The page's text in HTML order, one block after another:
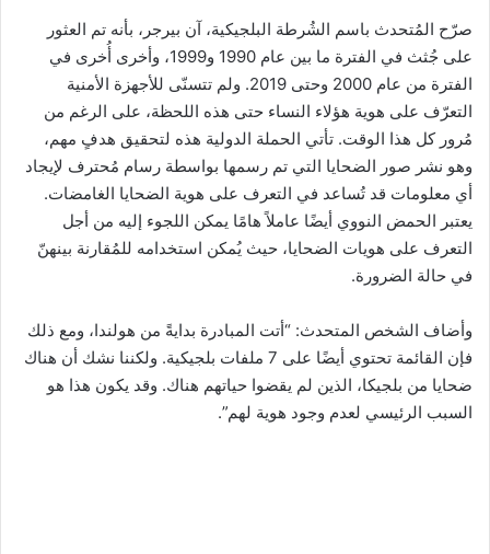
صرّح المُتحدث باسم الشُرطة البلجيكية، آن بيرجر، بأنه تم العثور
على جُثث في الفترة ما بين عام 1990 و1999، وأخرى أُخرى في
الفترة من عام 2000 وحتى 2019. ولم تتسنّى للأجهزة الأمنية
التعرّف على هوية هؤلاء النساء حتى هذه اللحظة، على الرغم من
مُرور كل هذا الوقت. تأتي الحملة الدولية هذه لتحقيق هدفٍ مهم،
وهو نشر صور الضحايا التي تم رسمها بواسطة رسام مُحترف لإيجاد
أي معلومات قد تُساعد في التعرف على هوية الضحايا الغامضات.
يعتبر الحمض النووي أيضًا عاملاً هامًا يمكن اللجوء إليه من أجل
التعرف على هويات الضحايا، حيث يُمكن استخدامه للمُقارنة بينهنّ
في حالة الضرورة.
وأضاف الشخص المتحدث: “أتت المبادرة بدايةً من هولندا، ومع ذلك
فإن القائمة تحتوي أيضًا على 7 ملفات بلجيكية. ولكننا نشك أن هناك
ضحايا من بلجيكا، الذين لم يقضوا حياتهم هناك. وقد يكون هذا هو
السبب الرئيسي لعدم وجود هوية لهم”.